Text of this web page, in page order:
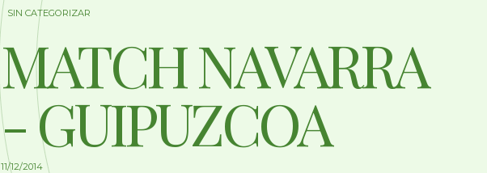
SIN CATEGORIZAR
MATCH NAVARRA
- GUIPUZCOA
11/12/2014